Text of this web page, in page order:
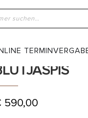
»Shop»Um 1950 –
1950 –
590,00